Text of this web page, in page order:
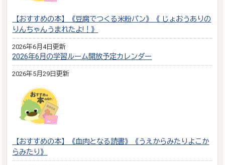
【おすすめの本】《豆腐でつくる米粉パン》《 じょおうありの
りんちゃんうまれたよ!！》
2026年6月4日更新
2026年6月の学習ルーム開放予定カレンダー
2026年5月29日更新
【おすすめの本】《血肉となる読書》《うえからみたりよこか
らみたり》